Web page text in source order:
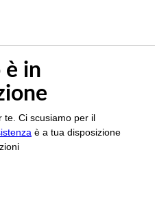
è in
te. Ci scusiamo per il
è a tua disposizione